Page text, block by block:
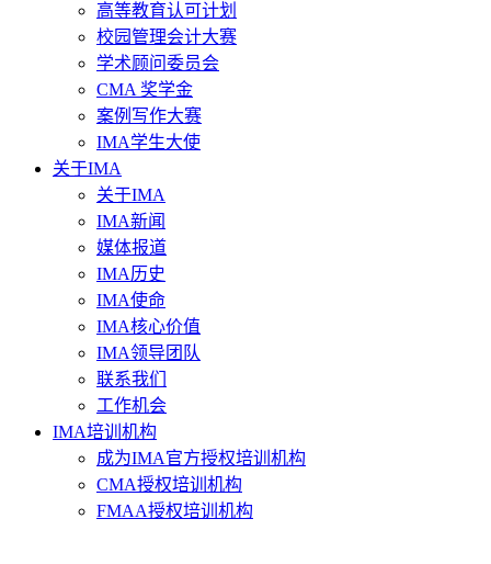
高等教育认可计划
校园管理会计大赛
学术顾问委员会
CMA 奖学金
案例写作大赛
IMA学生大使
关于IMA
关于IMA
IMA新闻
媒体报道
IMA历史
IMA使命
IMA核心价值
IMA领导团队
联系我们
工作机会
IMA培训机构
成为IMA官方授权培训机构
CMA授权培训机构
FMAA授权培训机构